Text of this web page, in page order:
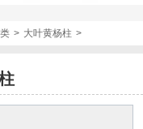
> 大叶黄杨柱 >